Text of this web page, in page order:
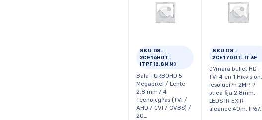
SKU DS-
2CE16H0T-
ITPF(2.8MM)
Bala TURBOHD 5
Megapixel / Lente
2.8 mm / 4
Tecnolog?as (TVI /
AHD / CVI / CVBS) /
20…
SKU DS-
2CE17D0T-IT3F
C?mara bullet HD-
TVI 4 en 1 Hikvision,
resoluci?n 2MP, ?
ptica fija 2.8mm,
LEDS IR EXIR
alcance 40m. IP67.